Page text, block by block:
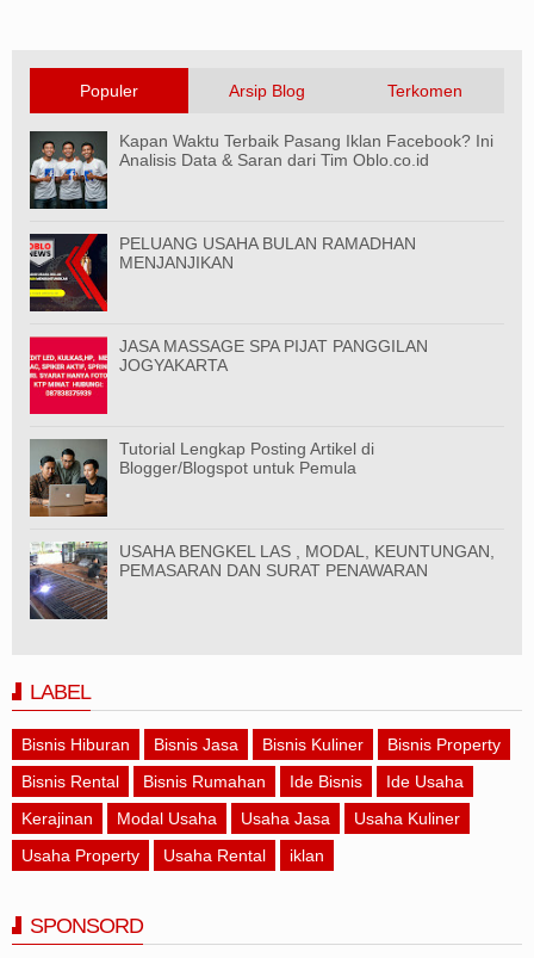
Populer Arsip Blog Terkomen
Kapan Waktu Terbaik Pasang Iklan Facebook? Ini
Analisis Data & Saran dari Tim Oblo.co.id
PELUANG USAHA BULAN RAMADHAN
MENJANJIKAN
JASA MASSAGE SPA PIJAT PANGGILAN
JOGYAKARTA
Tutorial Lengkap Posting Artikel di
Blogger/Blogspot untuk Pemula
USAHA BENGKEL LAS , MODAL, KEUNTUNGAN,
PEMASARAN DAN SURAT PENAWARAN
LABEL
Bisnis Hiburan Bisnis Jasa Bisnis Kuliner
Bisnis Property
Bisnis Rental
Bisnis Rumahan Ide Bisnis
Ide Usaha
Kerajinan
Modal Usaha Usaha Jasa
Usaha Kuliner
Usaha Property
Usaha Rental iklan
SPONSORD